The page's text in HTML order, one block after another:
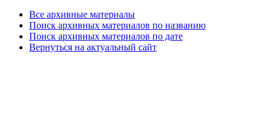
Все архивные материалы
Поиск архивных материалов по названию
Поиск архивных материалов по дате
Вернуться на актуальный сайт